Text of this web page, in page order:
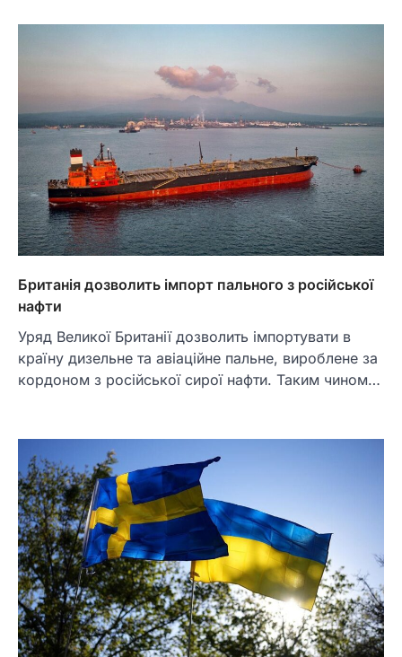
Британія дозволить імпорт пального з російської
нафти
Уряд Великої Британії дозволить імпортувати в
країну дизельне та авіаційне пальне, вироблене за
кордоном з російської сирої нафти. Таким чином…